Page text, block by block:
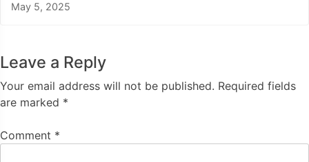
May 5, 2025
Leave a Reply
Your email address will not be published. Required fields
are marked *
Comment *